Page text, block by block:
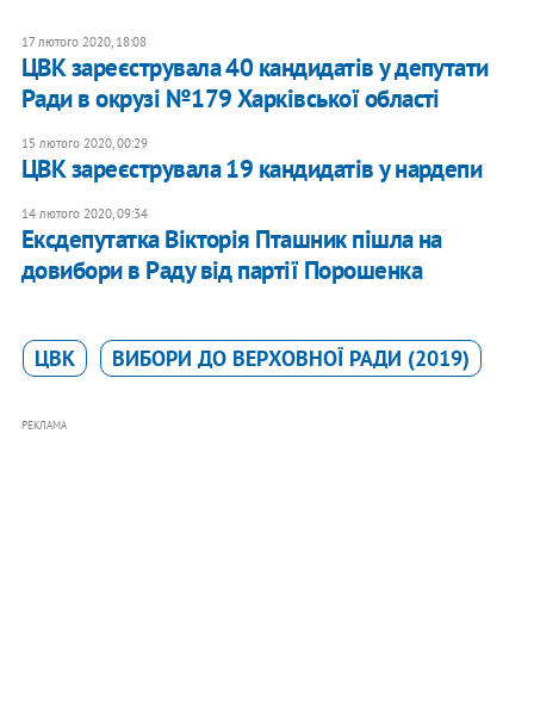
17 лютого 2020, 18:08
​ЦВК зареєструвала 40 кандидатів у депутати
Ради в окрузі №179 Харківської області
15 лютого 2020, 00:29
ЦВК зареєструвала 19 кандидатів у нардепи
14 лютого 2020, 09:34
Ексдепутатка Вікторія Пташник пішла на
довибори в Раду від партії Порошенка
ЦВК ВИБОРИ ДО ВЕРХОВНОЇ РАДИ (2019)
РЕКЛАМА